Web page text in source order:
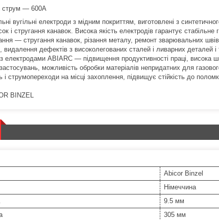
струм ― 600А
вугільні електроди з мідним покриттям, виготовлені з
і стругання канавок. Висока якість електродів гарантує стабільне
― стругання канавок, різання металу, ремонт зварювальних
видалення дефектів з високолегованих сталей і ливарних деталей і
з електродами ABIARC ― підвищення продуктивності праці, висока
можливість обробки матеріалів непридатних для
і струмопереходи на місці захоплення, підвищує стійкість до
BINZEL
Abicor Binzel
Німеччина
9.5 мм
305 мм